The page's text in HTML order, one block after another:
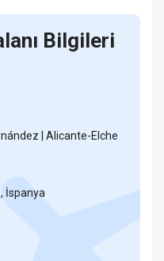
Bilgileri
| Alicante-Elche
İspanya